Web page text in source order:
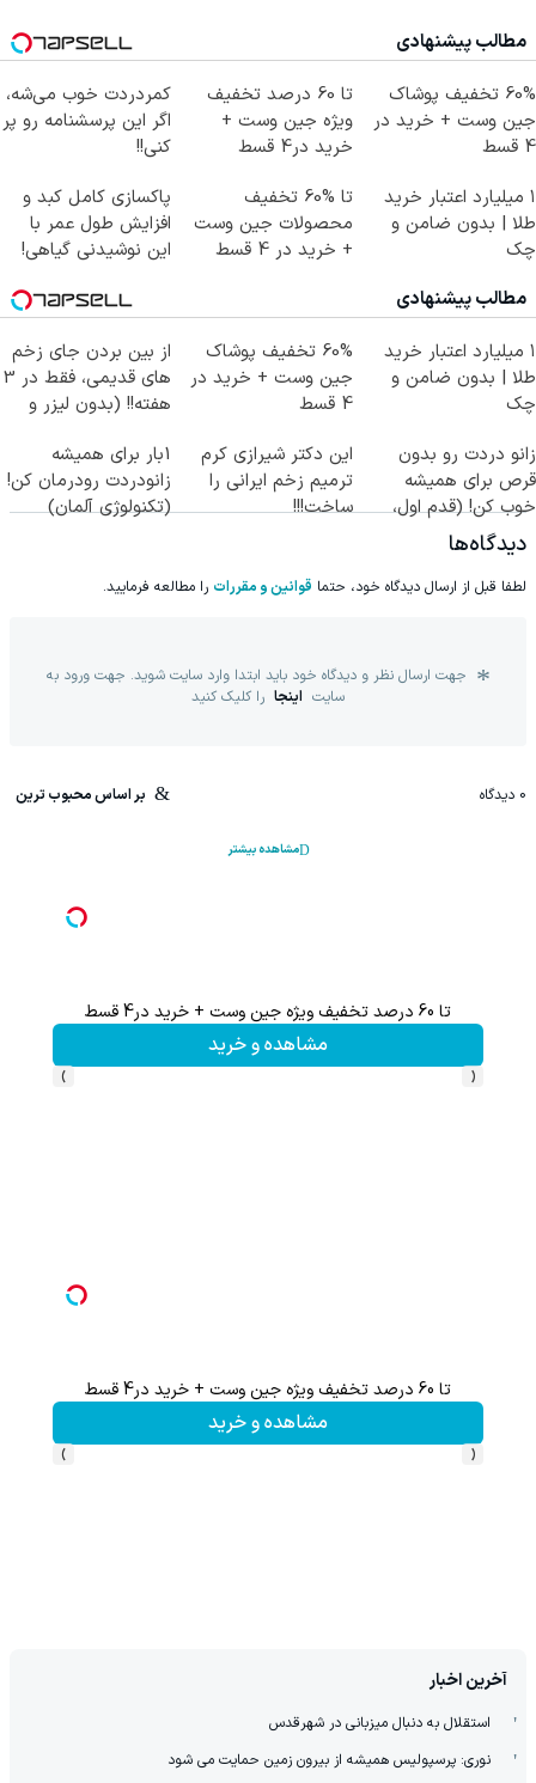
مطالب پیشنهادی
60% تخفیف پوشاک
جین وست + خرید در
4 قسط
تا 60 درصد تخفیف
ویژه جین وست +
خرید در4 قسط
کمردردت خوب می‌شه،
اگر این پرسشنامه رو پر
کنی!!
۱ میلیارد اعتبار خرید
طلا | بدون ضامن و
چک
تا %60 تخفیف
محصولات جین وست
+ خرید در 4 قسط
پاکسازی کامل کبد و
افزایش طول عمر با
این نوشیدنی گیاهی!
مطالب پیشنهادی
۱ میلیارد اعتبار خرید
طلا | بدون ضامن و
چک
60% تخفیف پوشاک
جین وست + خرید در
4 قسط
از بین بردن جای زخم
های قدیمی، فقط در 3
هفته!! (بدون لیزر و
زانو دردت رو بدون
قرص برای همیشه
خوب کن! (قدم اول،
پرسش‌نامه)
این دکتر شیرازی کرم
ترمیم زخم ایرانی را
ساخت!!!
1بار برای همیشه
زانودردت رودرمان کن!
(تکنولوژی آلمان)
دیدگاه‌ها
لطفا قبل از ارسال دیدگاه خود، حتما قوانین و مقررات را مطالعه فرمایید.
جهت ارسال نظر و دیدگاه خود باید ابتدا وارد سایت شوید. جهت ورود به
سایت اینجا را کلیک کنید
0 دیدگاه بر اساس محبوب ترین
مشاهده بیشتر
تا 60 درصد تخفیف ویژه جین وست + خرید در4 قسط
مشاهده و خرید
‹
›
تا 60 درصد تخفیف ویژه جین وست + خرید در4 قسط
مشاهده و خرید
‹
›
آخرین اخبار
استقلال به دنبال میزبانی در شهرقدس
نوری: پرسپولیس همیشه از بیرون زمین حمایت می شود